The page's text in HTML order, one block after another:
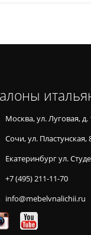
Москва, ул. Луговая,
Сочи, ул. Пластунская,
Екатеринбург ул.
+7 (495) 211-11-70
info@mebelvnalichii.ru